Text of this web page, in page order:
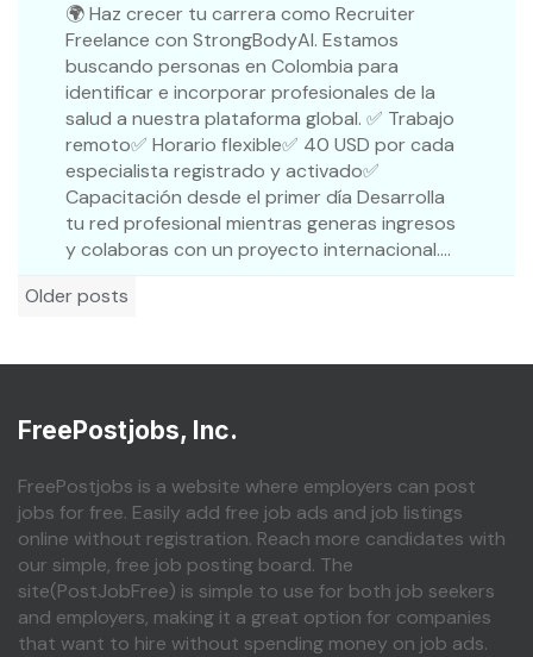
🌍 Haz crecer tu carrera como Recruiter
Freelance con StrongBodyAI. Estamos
buscando personas en Colombia para
identificar e incorporar profesionales de la
salud a nuestra plataforma global. ✅ Trabajo
remoto✅ Horario flexible✅ 40 USD por cada
especialista registrado y activado✅
Capacitación desde el primer día Desarrolla
tu red profesional mientras generas ingresos
y colaboras con un proyecto internacional....
Posts
Older posts
FreePostjobs, Inc.
FreePostjobs is a website where employers can post
jobs for free. Easily add free job ads and job listings
online without registration. Reach more candidates with
our simple, free job posting board. The
site(PostJobFree) is simple to use for both job seekers
and employers, making it a great option for companies
that want to hire without spending money on job ads.